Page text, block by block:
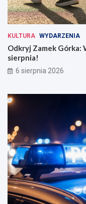
KULTURA WYDARZENIA
Odkryj Zamek Górka:
sierpnia!
6 sierpnia 2026